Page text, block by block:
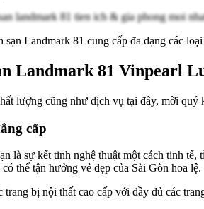
Landmark 81 cung cấp đa dạng các
Landmark 81 Vinpearl
lượng cũng như dịch vụ tại đây, mời quý
cấp
là sự kết tinh nghệ thuật một cách tinh
thể tận hưởng vẻ đẹp của Sài Gòn hoa lệ.
trang bị nội thất cao cấp với đầy đủ các